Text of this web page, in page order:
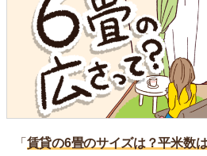
「 賃貸の6畳のサイズは？平米数